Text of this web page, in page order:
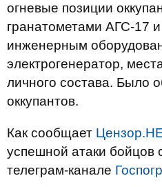
огневые позиции
гранатометами АГС-17
инженерным
электрогенератор,
личного состава. Было
оккупантов.
Как сообщает
успешной атаки бойцов
телеграм-канале